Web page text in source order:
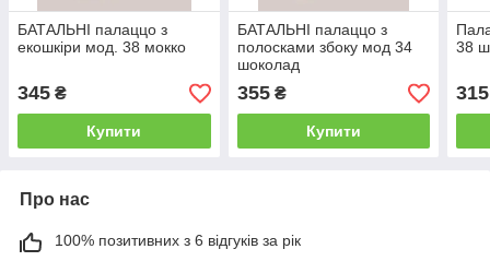
БАТАЛЬНІ палаццо з
екошкіри мод. 38 мокко
345 ₴
Купити
БАТАЛЬНІ палаццо з
полосками збоку мод 34
шоколад
355₴
Купити
38
315
Про нас
100% позитивних з 6 відгуків за рік